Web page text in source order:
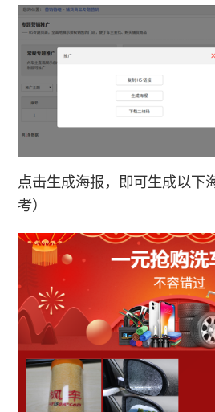
点击生成海报，即可生成以下
考）